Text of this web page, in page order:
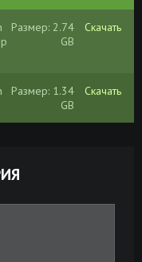
Размер: 2.74
GB
Скачать
Размер: 1.34
GB
Скачать